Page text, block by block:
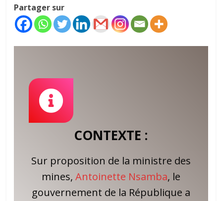
Partager sur
CONTEXTE :
Sur proposition de la ministre des
mines, Antoinette Nsamba, le
gouvernement de la République a